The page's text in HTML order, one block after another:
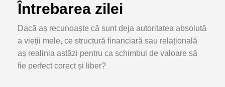
Întrebarea zilei
Dacă aș recunoaște că sunt deja autoritatea absolută
a vieții mele, ce structură financiară sau relațională
aș realinia astăzi pentru ca schimbul de valoare să
fie perfect corect și liber?